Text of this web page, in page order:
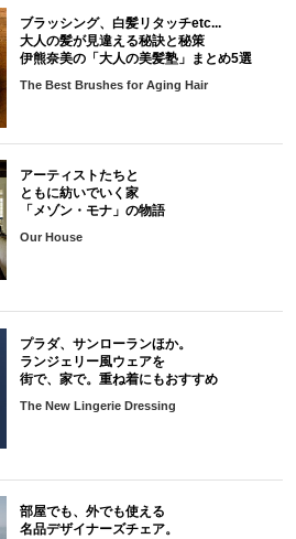
ブラッシング、白髪リタッチetc...
大人の髪が見違える秘訣と秘策
伊熊奈美の「大人の美髪塾」まとめ5選
The Best Brushes for Aging Hair
アーティストたちと
ともに紡いでいく家
「メゾン・モナ」の物語
Our House
プラダ、サンローランほか。
ランジェリー風ウェアを
街で、家で。重ね着にもおすすめ
The New Lingerie Dressing
部屋でも、外でも使える
名品デザイナーズチェア。